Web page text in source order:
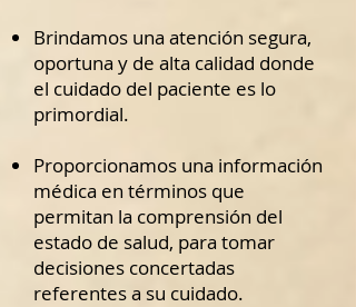
Brindamos una atención segura,
oportuna y de alta calidad donde
el cuidado del paciente es lo
primordial.
Proporcionamos una información
médica en términos que
permitan la comprensión del
estado de salud, para tomar
decisiones concertadas
referentes a su cuidado.